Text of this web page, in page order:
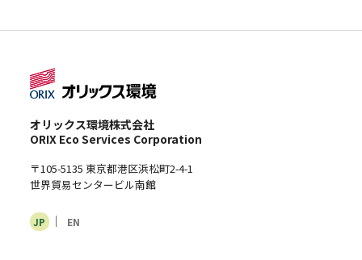
オリックス環境株式会社
ORIX Eco Services Corporation
〒105-5135 東京都港区浜松町2-4-1
世界貿易センタービル南館
JP EN